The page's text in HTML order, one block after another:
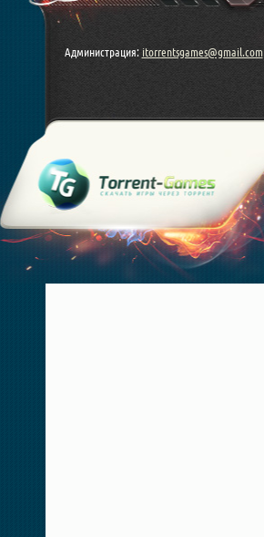
Администрация: itorrentsgames@gmail.com